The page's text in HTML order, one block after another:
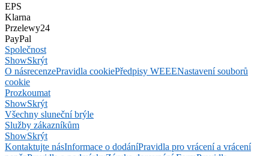
EPS
Klarna
Przelewy24
PayPal
Společnost
ShowSkrýt
O násrecenzePravidla cookiePředpisy WEEENastavení souborů
cookie
Prozkoumat
ShowSkrýt
Všechny sluneční brýle
Služby zákazníkům
ShowSkrýt
Kontaktujte násInformace o dodáníPravidla pro vrácení a vrácení